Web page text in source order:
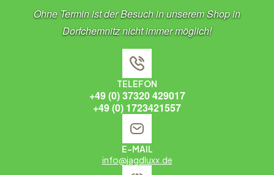
Ohne Termin ist der Besuch in unserem Shop in
Dorfchemnitz nicht immer möglich!
TELEFON
+49 (0) 37320 429017
+49 (0) 1723421557
E-MAIL
info@jagdluxx.de